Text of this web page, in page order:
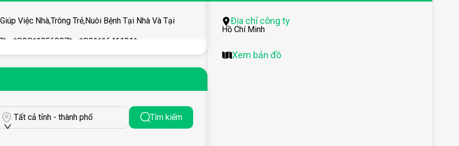
Việc Nhà,Trông Trẻ,Nuôi Bệnh Tại Nhà Và Tại
- *O9O*1856387* - *O91*1641131* -
Tất cả tỉnh - thành phố Tìm kiếm
Địa chỉ công ty
Hồ Chí Minh
Xem bản đồ